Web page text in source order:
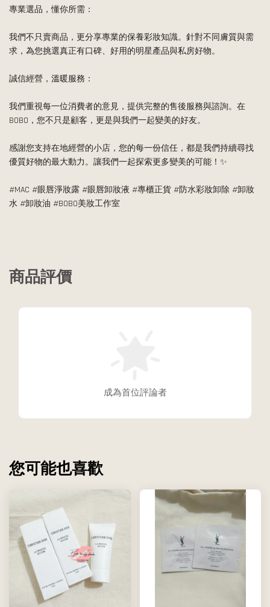
專業選品，懂你所需：
我們不只賣商品，更分享專業的保養彩妝知識。針對不同膚質與需
求，為您挑選真正有口碑、好用的明星產品與私房好物。
誠信經營，溫暖服務：
我們重視每一位消費者的意見，提供完整的售後服務與諮詢。在
BOBO，您不只是顧客，更是與我們一起變美的好友。
感謝您支持在地經營的小店，您的每一份信任，都是我們持續尋找
優質好物的最大動力。讓我們一起探索更多變美的可能！✨
#MAC #眼唇淨妝露 #眼唇卸妝液 #專櫃正貨 #防水彩妝卸除 #卸妝
水 #卸妝油 #BOBO美妝工作室
商品評價
成為首位評論者
您可能也喜歡